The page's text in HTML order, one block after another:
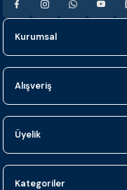
Kurumsal
Alışveriş
Üyelik
Kategoriler